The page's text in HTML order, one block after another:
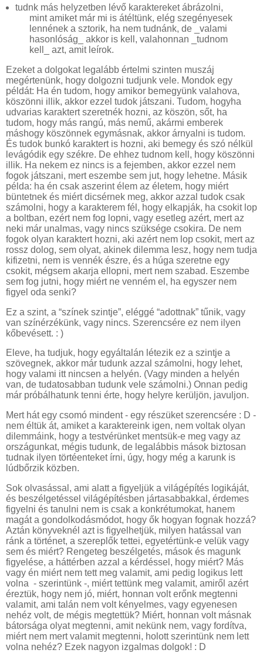
tudnk más helyzetben lévő karaktereket ábrázolni,
mint amiket már mi is átéltünk, elég szegényesek
lennének a sztorik, ha nem tudnánk, de _valami
hasonlóság_ akkor is kell, valahonnan _tudnom
kell_ azt, amit leírok.
Ezeket a dolgokat legalább értelmi szinten muszáj
megértenünk, hogy dolgozni tudjunk vele. Mondok egy
példát: Ha én tudom, hogy amikor bemegyünk valahova,
köszönni illik, akkor ezzel tudok játszani. Tudom, hogyha
udvarias karaktert szeretnék hozni, az köszön, sőt, ha
tudom, hogy más rangú, más nemű, akármi emberek
máshogy köszönnek egymásnak, akkor árnyalni is tudom.
És tudok bunkó karaktert is hozni, aki bemegy és szó nélkül
levágódik egy székre. De ehhez tudnom kell, hogy köszönni
illik. Ha nekem ez nincs is a fejemben, akkor ezzel nem
fogok játszani, mert eszembe sem jut, hogy lehetne. Másik
példa: ha én csak aszerint élem az életem, hogy miért
büntetnek és miért dicsérnek meg, akkor azzal tudok csak
számolni, hogy a karakterem fél, hogy elkapják, ha csokit lop
a boltban, ezért nem fog lopni, vagy esetleg azért, mert az
neki már unalmas, vagy nincs szüksége csokira. De nem
fogok olyan karaktert hozni, aki azért nem lop csokit, mert az
rossz dolog, sem olyat, akinek dilemma lesz, hogy nem tudja
kifizetni, nem is vennék észre, és a húga szeretne egy
csokit, mégsem akarja ellopni, mert nem szabad. Eszembe
sem fog jutni, hogy miért ne venném el, ha egyszer nem
figyel oda senki?
Ez a szint, a “színek szintje”, eléggé “adottnak” tűnik, vagy
van színérzékünk, vagy nincs. Szerencsére ez nem ilyen
kőbevésett. : )
Eleve, ha tudjuk, hogy egyáltalán létezik ez a szintje a
szövegnek, akkor már tudunk azzal számolni, hogy lehet,
hogy valami itt nincsen a helyén. (Vagy minden a helyén
van, de tudatosabban tudunk vele számolni.) Onnan pedig
már próbálhatunk tenni érte, hogy helyre kerüljön, javuljon.
Mert hát egy csomó mindent - egy részüket szerencsére : D -
nem éltük át, amiket a karaktereink igen, nem voltak olyan
dilemmáink, hogy a testvérünket mentsük-e meg vagy az
országunkat, mégis tudunk, de legalábbis mások biztosan
tudnak ilyen törtéenteket írni, úgy, hogy még a karunk is
lúdbőrzik közben.
Sok olvasással, ami alatt a figyeljük a világépítés logikáját,
és beszélgetéssel világépítésben jártasabbakkal, érdemes
figyelni és tanulni nem is csak a konkrétumokat, hanem
magát a gondolkodásmódot, hogy ők hogyan fognak hozzá?
Aztán könyveknél azt is figyelhetjük, milyen hatással van
ránk a történet, a szereplők tettei, egyetértünk-e velük vagy
sem és miért? Rengeteg beszélgetés, mások és magunk
figyelése, a háttérben azzal a kérdéssel, hogy miért? Más
vagy én miért nem tett meg valamit, ami pedig logikus lett
volna - szerintünk -, miért tettünk meg valamit, amiről azért
éreztük, hogy nem jó, miért, honnan volt erőnk megtenni
valamit, ami talán nem volt kényelmes, vagy egyenesen
nehéz volt, de mégis megtettük? Miért, honnan volt másnak
bátorsága olyat megtenni, amit nekünk nem, vagy fordítva,
miért nem mert valamit megtenni, holott szerintünk nem lett
volna nehéz? Ezek nagyon izgalmas dolgok! : D